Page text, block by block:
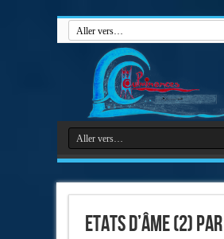
Etats d’âme (2)